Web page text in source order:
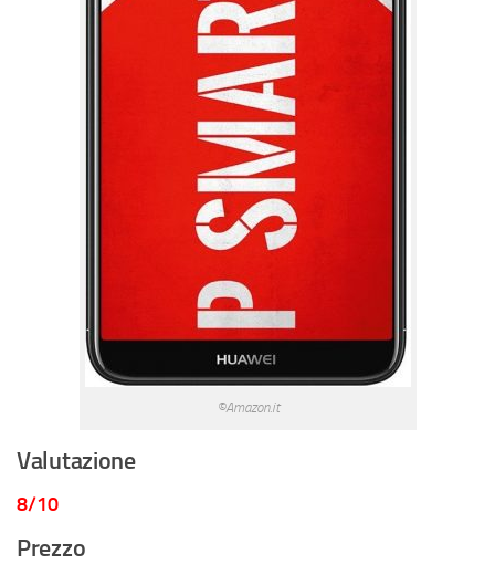
©Amazon.it
Valutazione
8/10
Prezzo